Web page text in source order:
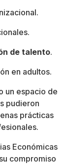
de talento.
en adultos.
un espacio de
pudieron
prácticas
Económicas
compromiso